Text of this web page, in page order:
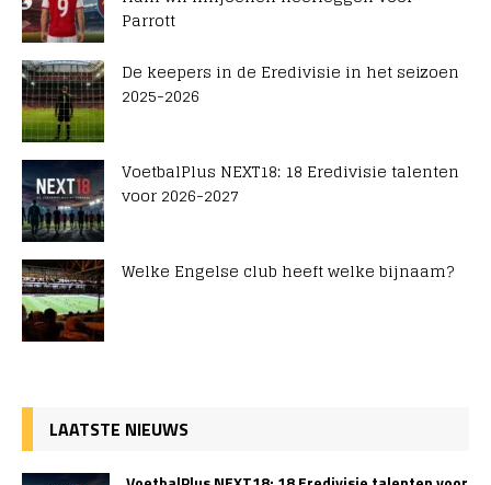
Parrott
De keepers in de Eredivisie in het seizoen
2025-2026
VoetbalPlus NEXT18: 18 Eredivisie talenten
voor 2026-2027
Welke Engelse club heeft welke bijnaam?
LAATSTE NIEUWS